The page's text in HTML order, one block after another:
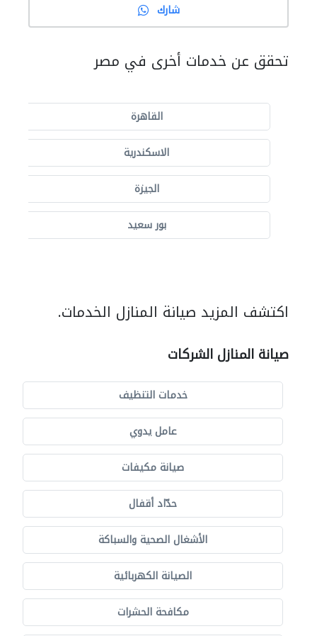
شارك
تحقق عن خدمات أخرى في مصر
القاهرة
الاسكندرية
الجيزة
بور سعيد
اكتشف المزيد صيانة المنازل الخدمات.
صيانة المنازل الشركات
خدمات التنظيف
عامل يدوي
صيانة مكيفات
حدّاد أقفال
الأشغال الصحية والسباكة
الصيانة الكهربائية
مكافحة الحشرات